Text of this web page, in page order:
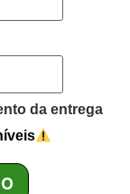
da entrega